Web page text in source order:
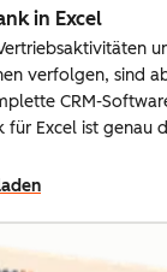
in Excel
verfolgen, sind
CRM-
Excel ist genau